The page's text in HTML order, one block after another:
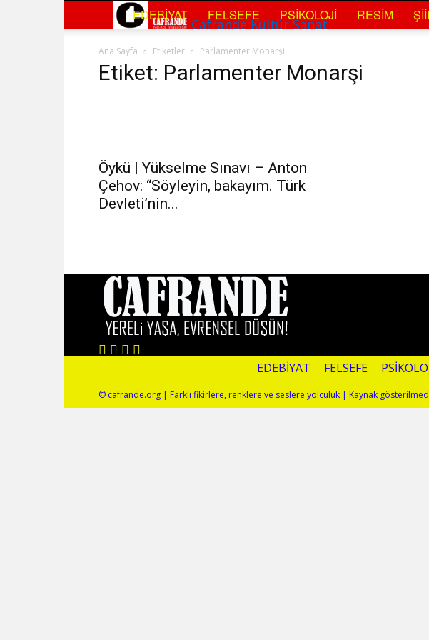
Cafrande Kültür Sanat
EDEBIYAT FELSEFE PSIKOLOJI RESIM
Ana Sayfa Etiketler Parlamenter Monarşi
Etiket: Parlamenter Monarşi
Öykü | Yükselme Sınavı – Anton
Çehov: “Söyleyin, bakayım. Türk
Devleti’nin...
EDEBIYAT FELSEFE
© cafrande.org | Farklı fikirlere, renklere ve seslere yolculuk | Kaynak